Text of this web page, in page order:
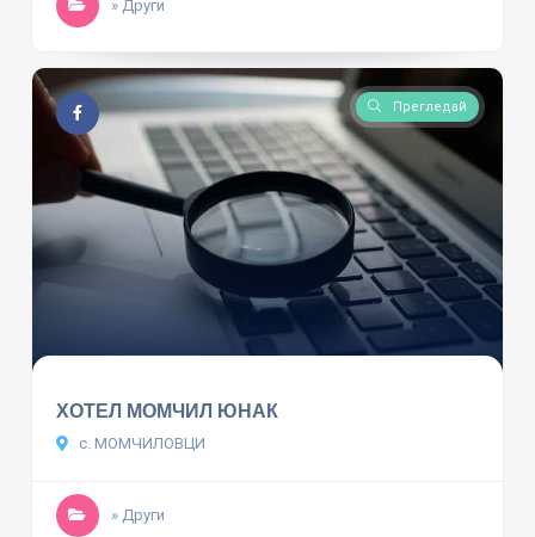
» Други
Прегледай
ХОТЕЛ МОМЧИЛ ЮНАК
с. МОМЧИЛОВЦИ
» Други